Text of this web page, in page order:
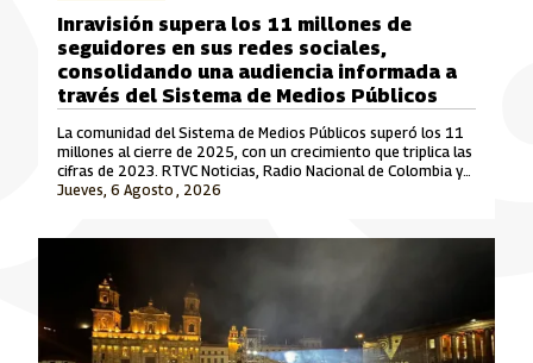
Jueves, 6 Agosto , 2026
Inravisión supera los 11 millones de
seguidores en sus redes sociales,
consolidando una audiencia informada a
través del Sistema de Medios Públicos
La comunidad del Sistema de Medios Públicos superó los 11
millones al cierre de 2025, con un crecimiento que triplica las
cifras de 2023. RTVC Noticias, Radio Nacional de Colombia y
Señal Colombia son las marcas que lideran este crecimiento.